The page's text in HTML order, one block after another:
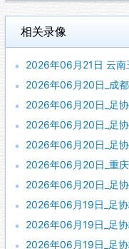
相关录像
2026年06月21日 云南玉昆
2026年06月20日_成都蓉城
2026年06月20日_足协杯 上
2026年06月20日_足协杯 山
2026年06月20日_足协杯 青
2026年06月20日_重庆铜梁
2026年06月20日_足协杯 武
2026年06月19日_足协杯 大
2026年06月19日_足协杯 天津
2026年06月19日_足协杯